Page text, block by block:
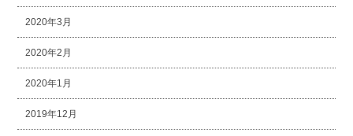
2020年3月
2020年2月
2020年1月
2019年12月